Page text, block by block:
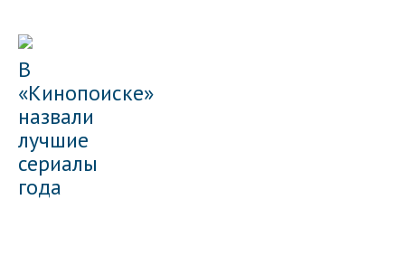
В
«Кинопоиске»
назвали
лучшие
сериалы
года